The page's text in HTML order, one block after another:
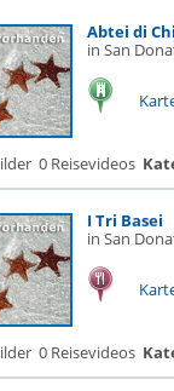
Abtei di
in San
0 Reisevideos
I Tri Basei
in San
0 Reisevideos